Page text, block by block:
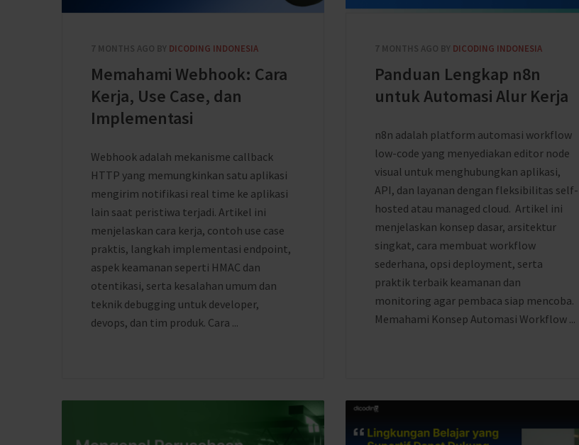
7 MONTHS AGO BY DICODING INDONESIA
Memahami Webhook: Cara
Kerja, Use Case, dan
Implementasi
Webhook adalah mekanisme callback
HTTP yang memungkinkan satu aplikasi
mengirim notifikasi real time ke aplikasi
lain saat peristiwa terjadi. Artikel ini
menjelaskan cara kerja, contoh use case
praktis, langkah implementasi endpoint,
aspek keamanan seperti HMAC dan
otentikasi, serta kesalahan umum dan
teknik debugging untuk developer,
devops, dan tim produk. Cara ...
7 MONTHS AGO BY DICODING INDONESIA
Panduan Lengkap n8n
untuk Automasi Alur Kerja
n8n adalah platform automasi workflow
low-code yang menyediakan editor node
visual untuk menghubungkan aplikasi,
API, dan layanan dengan fleksibilitas self-
hosted atau managed cloud. Artikel ini
menjelaskan konsep dasar, arsitektur
singkat, cara membuat workflow
sederhana, opsi deployment, serta
praktik terbaik keamanan dan
monitoring agar pembaca siap mencoba.
Memahami Konsep Automasi Workflow ...